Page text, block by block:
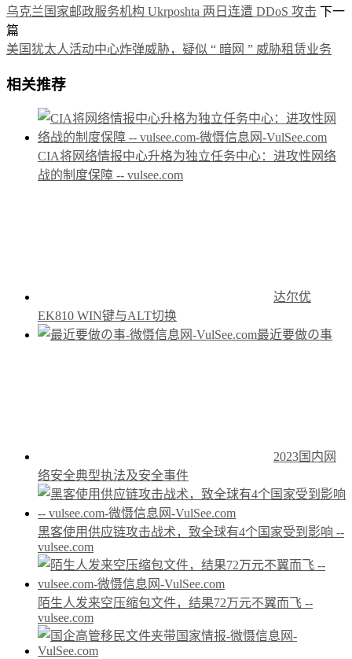
乌克兰国家邮政服务机构 Ukrposhta 两日连遭 DDoS 攻击 下一
篇
美国犹太人活动中心炸弹威胁，疑似 “ 暗网 ” 威胁租赁业务
相关推荐
CIA将网络情报中心升格为独立任务中心：进攻性网络
战的制度保障 -- vulsee.com
达尔优
EK810 WIN键与ALT切换
最近要做の事
2023国内网
络安全典型执法及安全事件
黑客使用供应链攻击战术，致全球有4个国家受到影响 --
vulsee.com
陌生人发来空压缩包文件，结果72万元不翼而飞 --
vulsee.com